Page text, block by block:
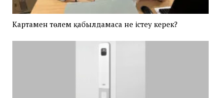
Картамен төлем қабылдамаса не істеу керек?